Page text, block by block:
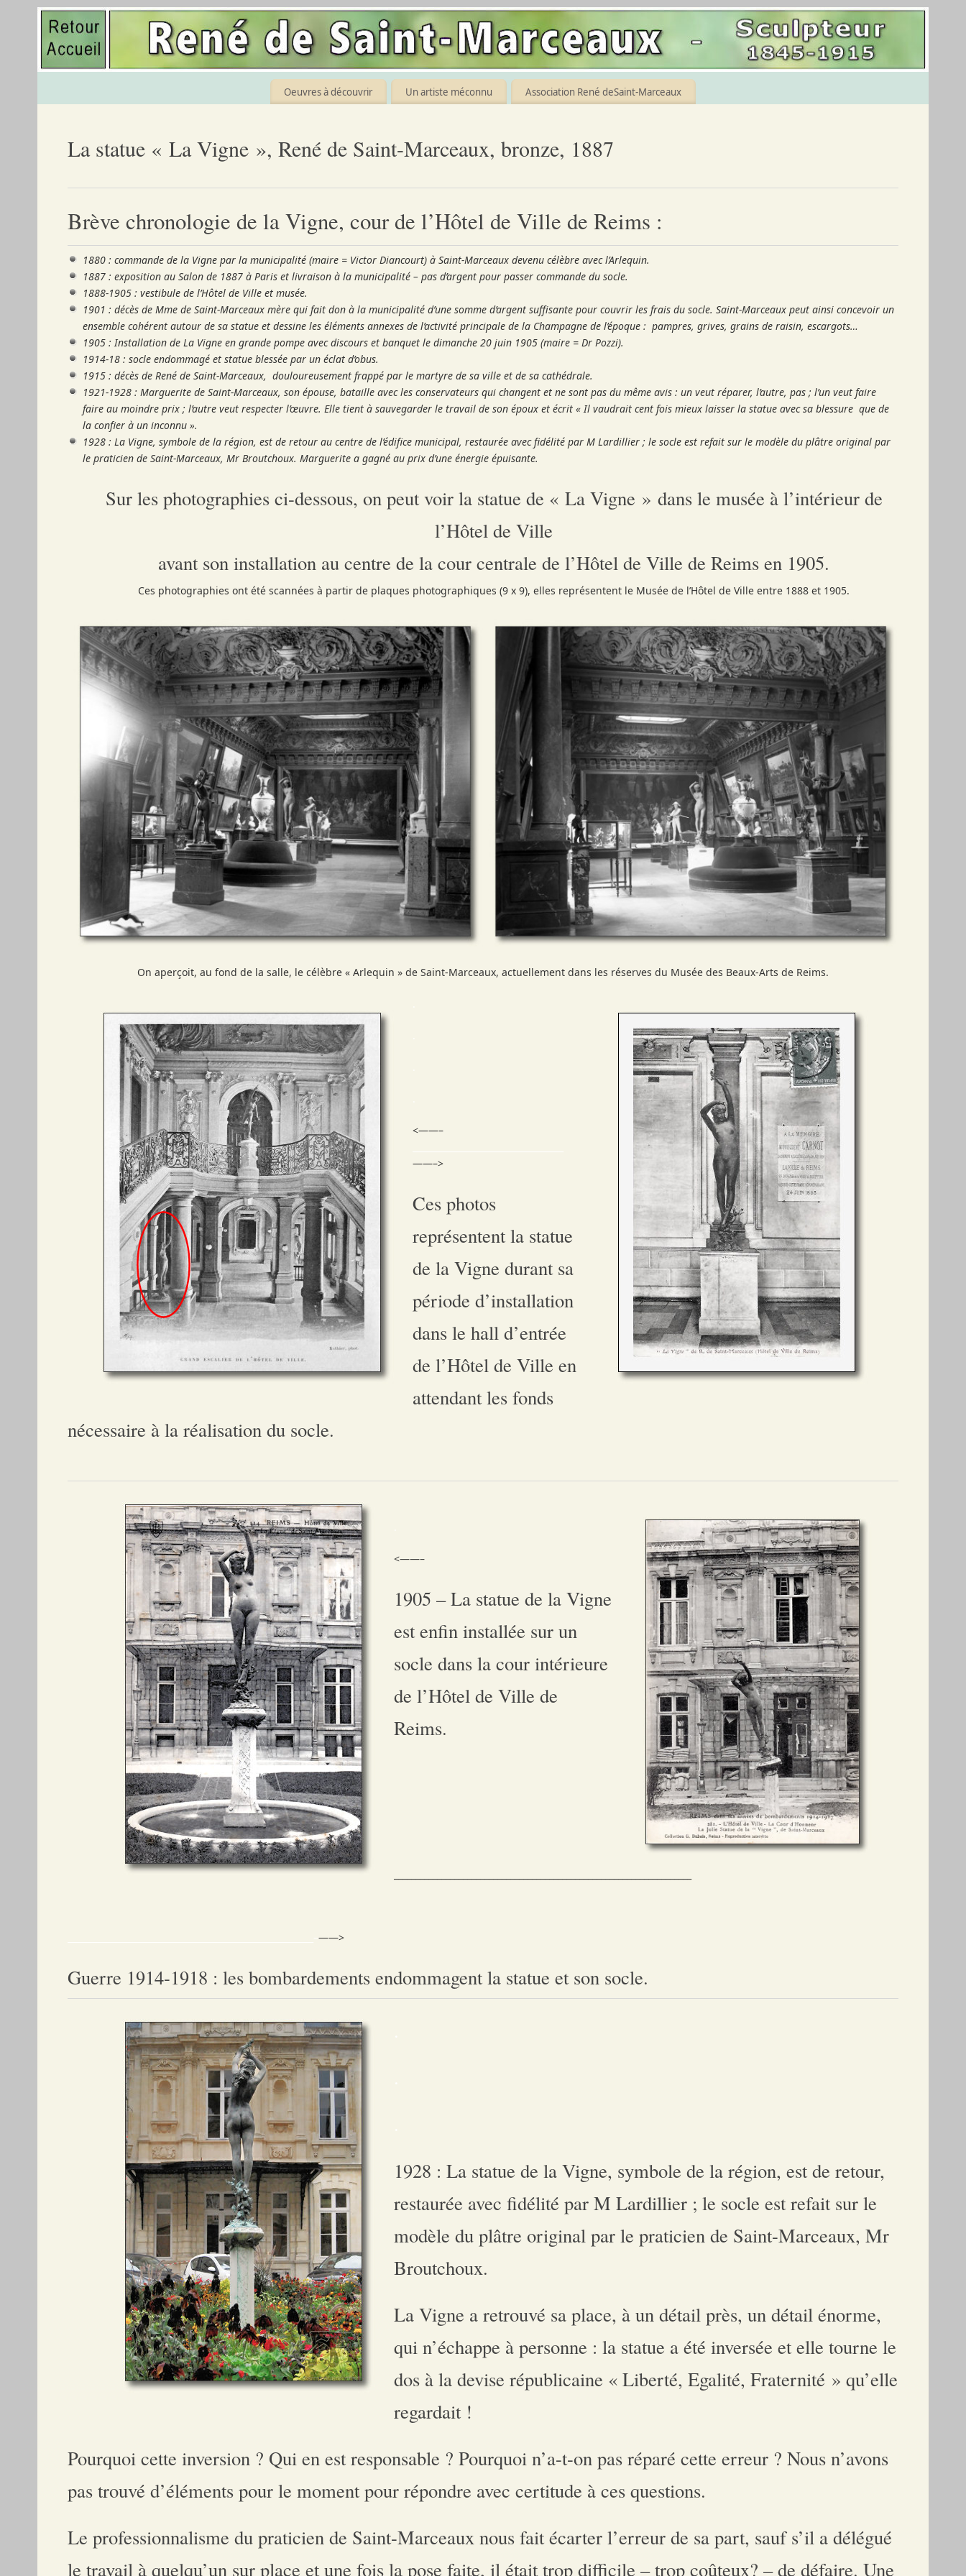
Oeuvres à découvrir Un artiste méconnu Association René deSaint-Marceaux
La statue « La Vigne », René de Saint-Marceaux, bronze, 1887
Brève chronologie de la Vigne, cour de l’Hôtel de Ville de Reims :
1880 : commande de la Vigne par la municipalité (maire = Victor Diancourt) à Saint-Marceaux devenu célèbre avec l’Arlequin.
1887 : exposition au Salon de 1887 à Paris et livraison à la municipalité – pas d’argent pour passer commande du socle.
1888-1905 : vestibule de l’Hôtel de Ville et musée.
1901 : décès de Mme de Saint-Marceaux mère qui fait don à la municipalité d’une somme d’argent suffisante pour couvrir les frais du socle. Saint-Marceaux peut ainsi concevoir un
ensemble cohérent autour de sa statue et dessine les éléments annexes de l’activité principale de la Champagne de l’époque : pampres, grives, grains de raisin, escargots…
1905 : Installation de La Vigne en grande pompe avec discours et banquet le dimanche 20 juin 1905 (maire = Dr Pozzi).
1914-18 : socle endommagé et statue blessée par un éclat d’obus.
1915 : décès de René de Saint-Marceaux, douloureusement frappé par le martyre de sa ville et de sa cathédrale.
1921-1928 : Marguerite de Saint-Marceaux, son épouse, bataille avec les conservateurs qui changent et ne sont pas du même avis : un veut réparer, l’autre, pas ; l’un veut faire
faire au moindre prix ; l’autre veut respecter l’œuvre. Elle tient à sauvegarder le travail de son époux et écrit « Il vaudrait cent fois mieux laisser la statue avec sa blessure que de
la confier à un inconnu ».
1928 : La Vigne, symbole de la région, est de retour au centre de l’édifice municipal, restaurée avec fidélité par M Lardillier ; le socle est refait sur le modèle du plâtre original par
le praticien de Saint-Marceaux, Mr Broutchoux. Marguerite a gagné au prix d’une énergie épuisante.
Sur les photographies ci-dessous, on peut voir la statue de « La Vigne » dans le musée à l’intérieur de
l’Hôtel de Ville
avant son installation au centre de la cour centrale de l’Hôtel de Ville de Reims en 1905.
Ces photographies ont été scannées à partir de plaques photographiques (9 x 9), elles représentent le Musée de l’Hôtel de Ville entre 1888 et 1905.
On aperçoit, au fond de la salle, le célèbre « Arlequin » de Saint-Marceaux, actuellement dans les réserves du Musée des Beaux-Arts de Reims.
<——–
——–>
Ces photos
représentent la statue
de la Vigne durant sa
période d’installation
dans le hall d’entrée
de l’Hôtel de Ville en
attendant les fonds
nécessaire à la réalisation du socle.
<——–
1905 – La statue de la Vigne
est enfin installée sur un
socle dans la cour intérieure
de l’Hôtel de Ville de
Reims.
——>
Guerre 1914-1918 : les bombardements endommagent la statue et son socle.
.
.
.
1928 : La statue de la Vigne, symbole de la région, est de retour,
restaurée avec fidélité par M Lardillier ; le socle est refait sur le
modèle du plâtre original par le praticien de Saint-Marceaux, Mr
Broutchoux.
La Vigne a retrouvé sa place, à un détail près, un détail énorme,
qui n’échappe à personne : la statue a été inversée et elle tourne le
dos à la devise républicaine « Liberté, Egalité, Fraternité » qu’elle
regardait !
Pourquoi cette inversion ? Qui en est responsable ? Pourquoi n’a-t-on pas réparé cette erreur ? Nous n’avons
pas trouvé d’éléments pour le moment pour répondre avec certitude à ces questions.
Le professionnalisme du praticien de Saint-Marceaux nous fait écarter l’erreur de sa part, sauf s’il a délégué
le travail à quelqu’un sur place et une fois la pose faite, il était trop difficile – trop coûteux? – de défaire. Une